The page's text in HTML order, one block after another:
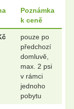
Poznámka
k ceně
pouze po
předchozí
domluvě,
max. 2 psi
v rámci
jednoho
pobytu